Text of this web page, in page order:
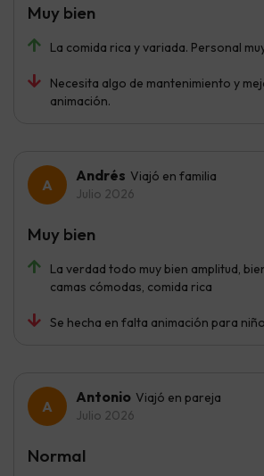
La comida rica y variada. Personal
Necesita algo de mantenimiento y
animación.
Muy bien
Andrés Viajó en familia
Julio 2026
La verdad todo muy bien amplitud,
camas cómodas, comida rica
Se hecha en falta animación para
Muy bien
Antonio Viajó en pareja
Julio 2026
Normal